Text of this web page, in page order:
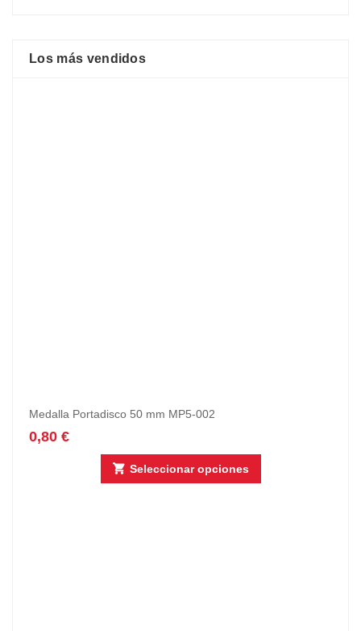
Los más vendidos
Medalla Portadisco 50 mm MP5-002
0,80 €
Seleccionar opciones